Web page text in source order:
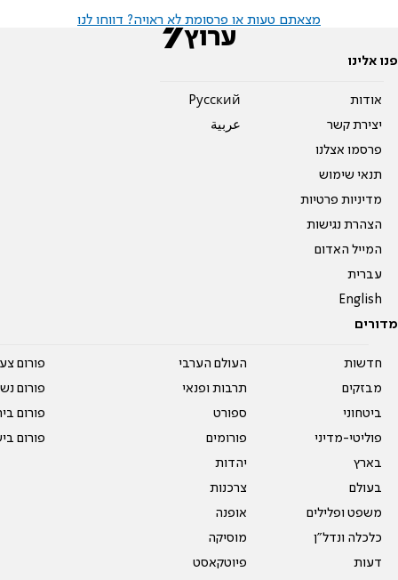
מצאתם טעות או פרסומת לא ראויה? דווחו לנו
פנו אלינו
אודות
יצירת קשר
פרסמו אצלנו
תנאי שימוש
מדיניות פרטיות
הצהרת נגישות
המייל האדום
עברית
English
Pусский
عربية
מדורים
חדשות
מבזקים
ביטחוני
פוליטי-מדיני
בארץ
בעולם
משפט ופלילים
כלכלה ונדל"ן
דעות
העולם הערבי
תרבות ופנאי
ספורט
פורומים
יהדות
צרכנות
אופנה
מוסיקה
פיוטקאסט
פורום
פורום
פורום
פורום